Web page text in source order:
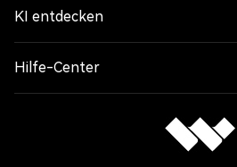
KI entdecken
Hilfe-Center